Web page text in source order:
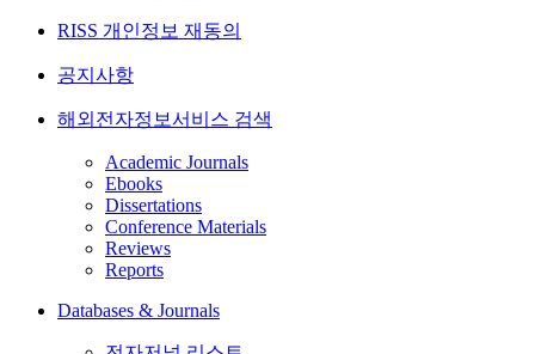
RISS 개인정보 재동의
공지사항
해외전자정보서비스 검색
Academic Journals
Ebooks
Dissertations
Conference Materials
Reviews
Reports
Databases & Journals